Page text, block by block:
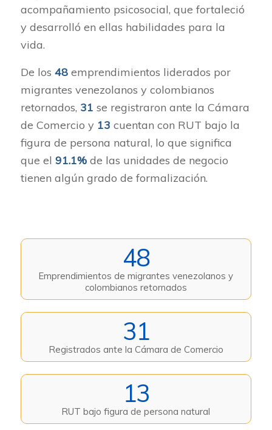
acompañamiento psicosocial, que fortaleció
y desarrolló en ellas habilidades para la
vida.
De los 48emprendimientos liderados por
migrantes venezolanos y colombianos
retornados, 31 se registraron ante la Cámara
de Comercio y 13 cuentan con RUT bajo la
figura de persona natural, lo que significa
que el 91.1%de las unidades de negocio
tienen algún grado de formalización.
48
Emprendimientos de migrantes venezolanos y
colombianos retornados
31
Registrados ante la Cámara de Comercio
13
RUT bajo figura de persona natural